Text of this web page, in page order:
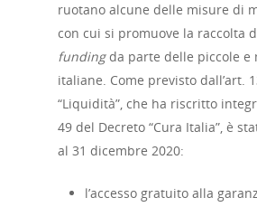
ruotano alcune delle misure di
con cui si promuove la raccolta
fundingda parte delle piccole e
italiane. Come previsto dall’art.
“Liquidità”, che ha riscritto
49 del Decreto “Cura Italia”, è
al 31 dicembre 2020:
l’accesso gratuito alla